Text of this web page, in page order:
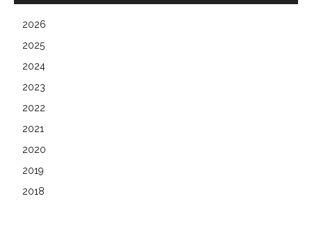
2026
2025
2024
2023
2022
2021
2020
2019
2018